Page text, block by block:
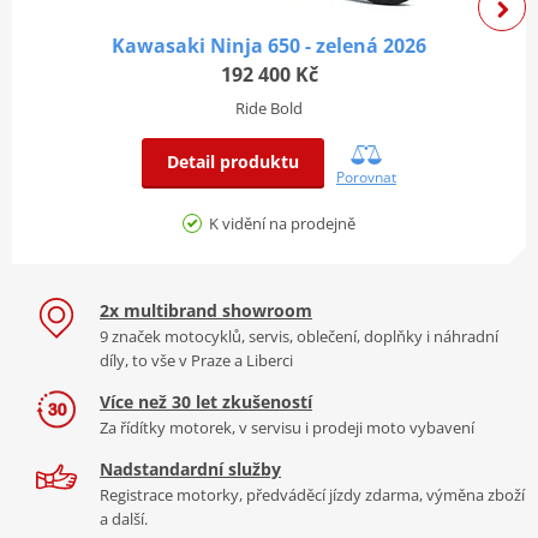
Lehký sportovní ABS systém
ABS (antiblokovací brzdový systém), je standardní výbavou
motocyklu Kawasaki Ninja 125 a přispívá k bezpečnější jízdě na
kluzkém povrchu. Tento high-tech systém byl navržen speciálně
pro maloobjemové motocykly a je vybaven velmi lehkou a
kompaktní jednotkou ABS. Nezávislá aktivace předního a zadního
kola maximalizuje sportovní ovládání motocyklu.
Silný a zábavný motor
Jednoválec o objemu 125 ccm
Sekundární převodový
3.500 (56/16)
61 g/km
Zadní brzdy
Jeden 220 mm kotouč. Dvojpístkový
třmen
odpružení
odpružení
Uni-Trak, plynový výboj s nastavitelným
předpětím
Rám a rozměry
Kawasaki Ninja 650 - zelená 2026
192 400 Kč
Ride Bold
Detail produktu
Porovnat
K vidění na prodejně
2x multibrand showroom
9 značek motocyklů, servis, oblečení, doplňky i náhradní
díly, to vše v Praze a Liberci
Více než 30 let zkušeností
Za řídítky motorek, v servisu i prodeji moto vybavení
Nadstandardní služby
Registrace motorky, předváděcí jízdy zdarma, výměna zboží
a další.